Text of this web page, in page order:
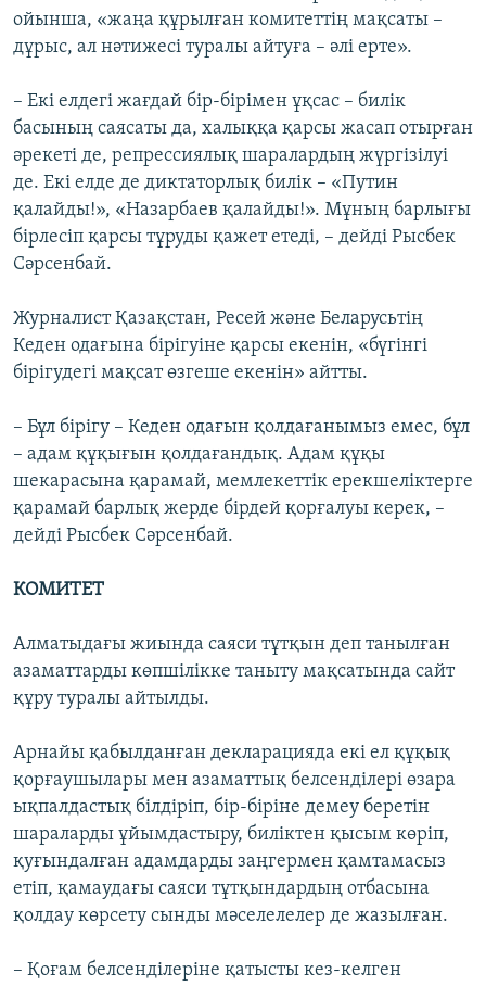
ойынша, «жаңа құрылған комитеттің мақсаты –
дұрыс, ал нәтижесі туралы айтуға – әлі ерте».
– Екі елдегі жағдай бір-бірімен ұқсас – билік
басының саясаты да, халыққа қарсы жасап отырған
әрекеті де, репрессиялық шаралардың жүргізілуі
де. Екі елде де диктаторлық билік – «Путин
қалайды!», «Назарбаев қалайды!». Мұның барлығы
бірлесіп қарсы тұруды қажет етеді, – дейді Рысбек
Сәрсенбай.
Журналист Қазақстан, Ресей және Беларусьтің
Кеден одағына бірігуіне қарсы екенін, «бүгінгі
бірігудегі мақсат өзгеше екенін» айтты.
– Бұл бірігу – Кеден одағын қолдағанымыз емес, бұл
– адам құқығын қолдағандық. Адам құқы
шекарасына қарамай, мемлекеттік ерекшеліктерге
қарамай барлық жерде бірдей қорғалуы керек, –
дейді Рысбек Сәрсенбай.
КОМИТЕТ
Алматыдағы жиында саяси тұтқын деп танылған
азаматтарды көпшілікке таныту мақсатында сайт
құру туралы айтылды.
Арнайы қабылданған декларацияда екі ел құқық
қорғаушылары мен азаматтық белсенділері өзара
ықпалдастық білдіріп, бір-біріне демеу беретін
шараларды ұйымдастыру, биліктен қысым көріп,
қуғындалған адамдарды заңгермен қамтамасыз
етіп, қамаудағы саяси тұтқындардың отбасына
қолдау көрсету сынды мәселелелер де жазылған.
– Қоғам белсенділеріне қатысты кез-келген